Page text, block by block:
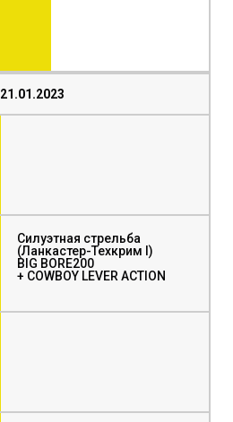
21.01.2023
Силуэтная стрельба
(Ланкастер-Техкрим I)
BIG BORE200
+ COWBOY LEVER ACTION